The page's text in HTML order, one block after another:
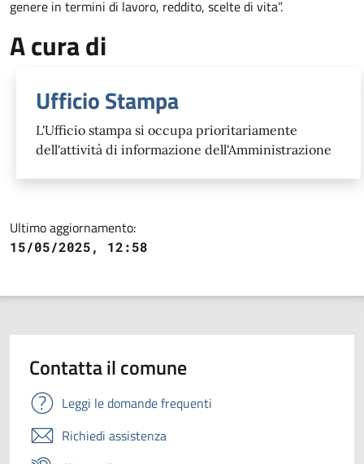
genere in termini di lavoro, reddito, scelte di vita”.
A cura di
Ufficio Stampa
L'Ufficio stampa si occupa prioritariamente
dell'attività di informazione dell'Amministrazione
Ultimo aggiornamento:
15/05/2025, 12:58
Contatta il comune
Leggi le domande frequenti
Richiedi assistenza